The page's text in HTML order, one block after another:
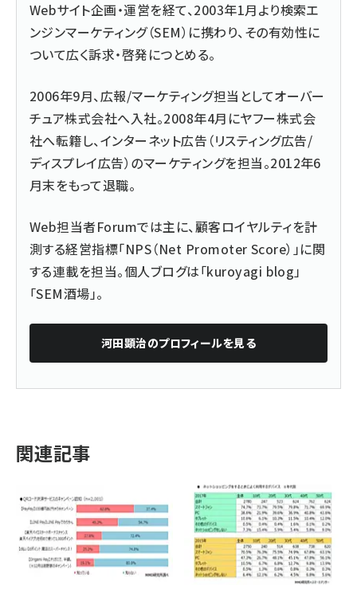
Webサイト企画・運営を経て、2003年1月より検索エ
ンジンマーケティング（SEM）に携わり、その有効性に
ついて広く訴求・啓発につとめる。
2006年9月、広報/マーケティング担当としてオーバー
チュア株式会社へ入社。2008年4月にヤフー株式会
社へ転籍し、インターネット広告（リスティング広告/
ディスプレイ広告）のマーケティングを担当。2012年6
月末をもって退職。
Web担当者Forumでは主に、顧客ロイヤルティを計
測する経営指標「NPS（Net Promoter Score）」に関
する連載を担当。個人ブログは「kuroyagi blog」
「SEM酒場」。
河田顕治のプロフィールを見る
関連記事